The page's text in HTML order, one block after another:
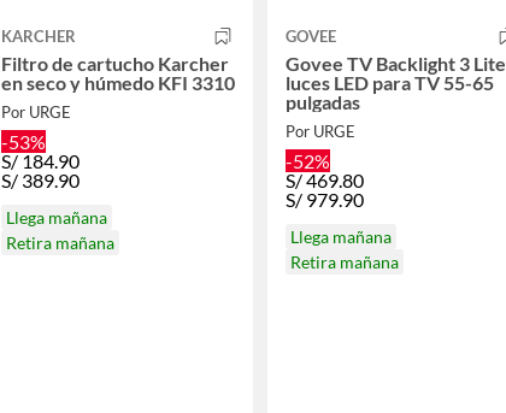
KARCHER
Filtro de cartucho Karcher
en seco y húmedo KFI 3310
Por URGE
-53%
S/ 184.90
S/ 389.90
Llega mañana
Retira mañana
GOVEE
Govee TV Backlight 3 Lite
luces LED para TV 55-65
pulgadas
Por URGE
-52%
S/469.80
S/ 979.90
Llega mañana
Retira mañana